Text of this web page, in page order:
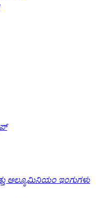
ಅಲ್ಯೂಮಿನಿಯಂ ಇಂಗುಗಳು